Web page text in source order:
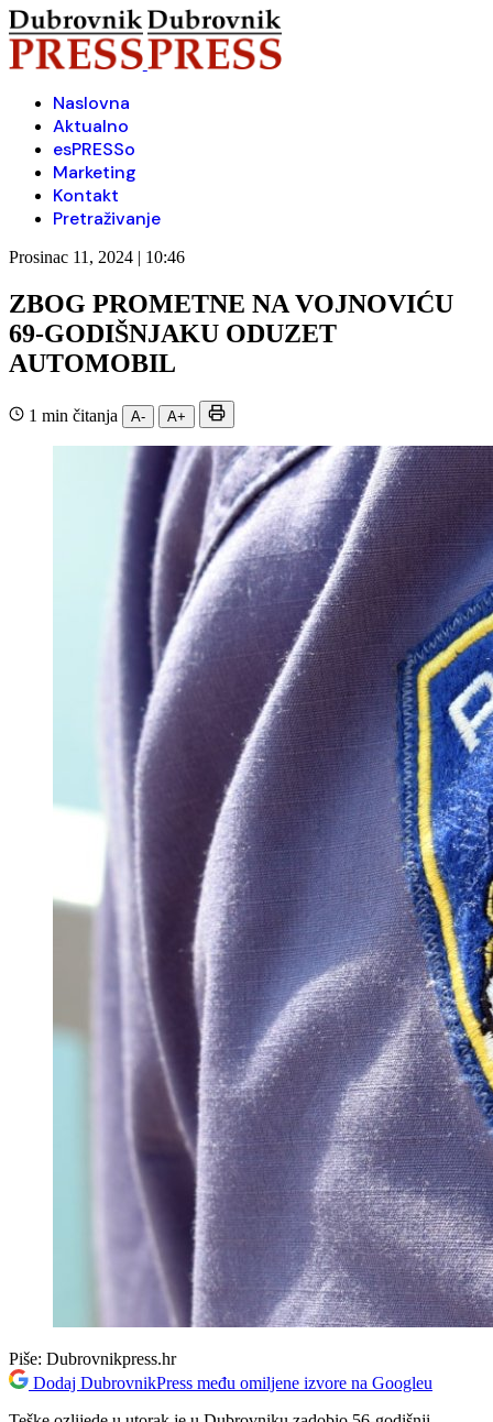
Naslovna
Aktualno
esPRESSo
Marketing
Kontakt
Pretraživanje
Prosinac 11, 2024 | 10:46
ZBOG PROMETNE NA VOJNOVIĆU
69-GODIŠNJAKU ODUZET
AUTOMOBIL
1 min čitanja A- A+
Piše: Dubrovnikpress.hr
Dodaj DubrovnikPress među omiljene izvore na Googleu